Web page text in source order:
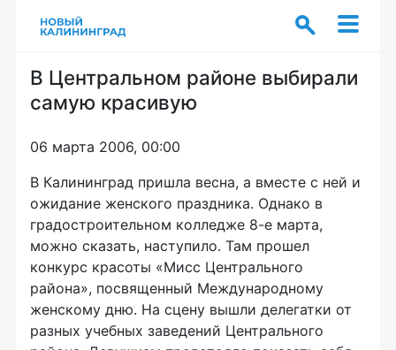
В Центральном районе выбирали
самую красивую
06 марта 2006, 00:00
В Калининград пришла весна, а вместе с ней и
ожидание женского праздника. Однако в
градостроительном колледже 8-е марта,
можно сказать, наступило. Там прошел
конкурс красоты «Мисс Центрального
района», посвященный Международному
женскому дню. На сцену вышли делегатки от
разных учебных заведений Центрального